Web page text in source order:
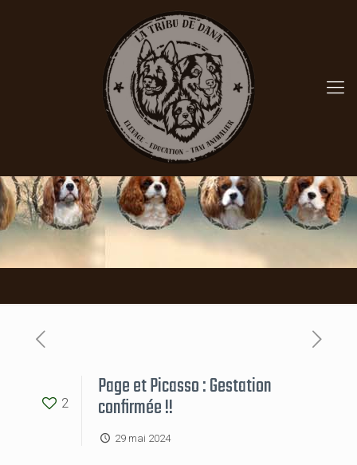
2
Page et Picasso : Gestation
confirmée !!
29 mai 2024